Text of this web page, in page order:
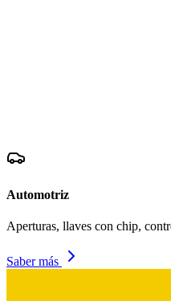
Automotriz
Aperturas, llaves con chip,
Saber más